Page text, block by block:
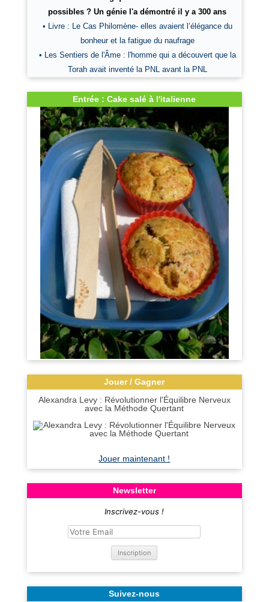
possibles ? Un génie l'a démontré il y a 300 ans
• Livre : Le Cas Philomène- elles avaient l’élégance du
bonheur et la fatigue du naufrage
• Les Sentiers de l'Âme : l'homme qui a découvert que la
Torah avait inventé la PNL avant la PNL
Entrée : Cake salé à l'italienne
Jouer / Gagner
Alexandra Levy : Révolutionner l'Équilibre Nerveux
avec la Méthode Quertant
Jouer maintenant !
Newsletter
Inscrivez-vous !
Suivez-nous